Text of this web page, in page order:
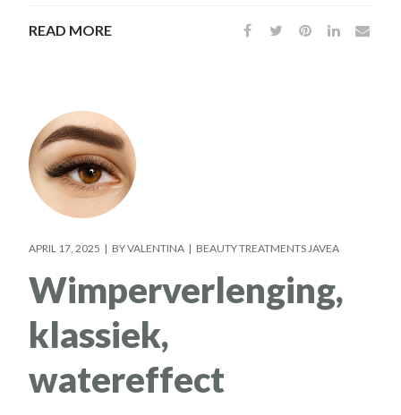
READ MORE
APRIL 17, 2025 BYVALENTINA BEAUTY TREATMENTS JAVEA
Wimperverlenging,
klassiek,
watereffect